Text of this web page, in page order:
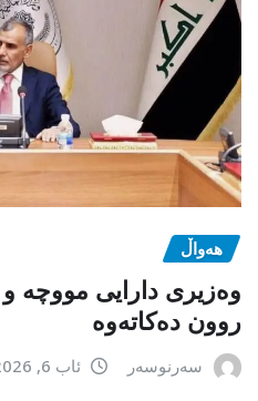
هەواڵ
وەزیری دارایی مووچە و
روون دەکاتەوە
سەرنوسەر ئاب 6, 2026